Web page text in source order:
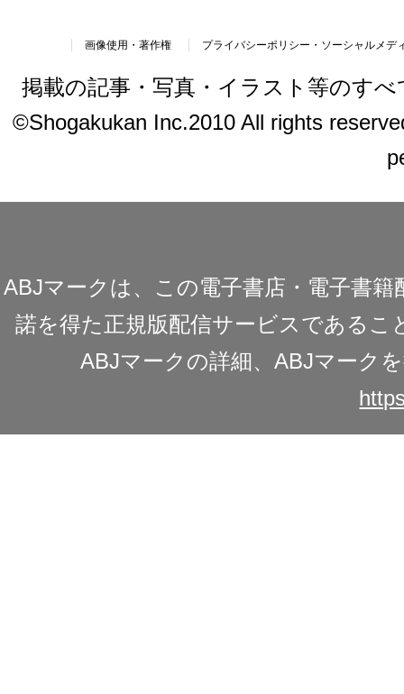
画像使用・著作権 プライバシーポリシー・ソーシャルメデ
掲載の記事・写真・イラスト等のす
©Shogakukan Inc.2010 All rights
ABJマークは、この電子書店・電子書
諾を得た正規版配信サービスであるこ
ABJマークの詳細、ABJマーク